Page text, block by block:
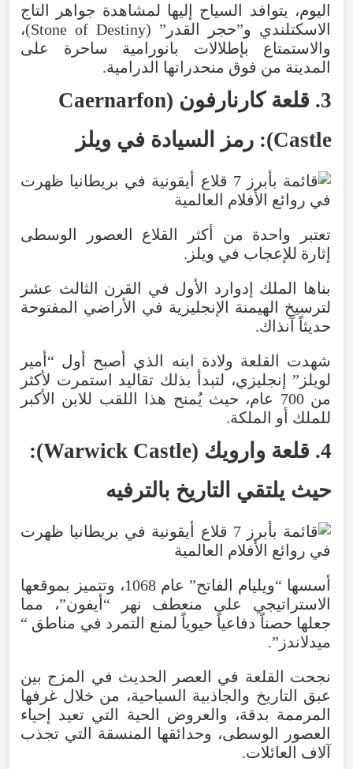
اليوم، يتوافد السياح إليها لمشاهدة جواهر
التاج
الاسكتلندي و”حجر القدر ” (
Stone of Destiny
)،
والاستمتاع
بإطلالات بانورامية ساحرة
على
المدينة من فوق منحدراتها الدرامية.
3
. قلعة كارنارفون (
Caernarfon
Castle
): رمز السيادة في ويلز
تعتبر واحدة من أكثر القلاع العصور الوسطى
إثارة للإعجاب في ويلز.
بناها الملك إدوارد الأول في القرن الثالث عشر
لترسيخ الهيمنة الإنجليزية في الأراضي المفتوحة
حديثاً آنذاك.
شهدت القلعة ولادة ابنه الذي أصبح أول “أمير
لويلز ” إنجليزي، لتبدأ بذلك تقاليد استمرت لأكثر
من 700 عام، حيث يُمنح هذا اللقب للابن الأكبر
للملك أو الملكة.
4
. قلعة وارويك (
Warwick Castle
):
حيث يلتقي التاريخ بالترفيه
أسسها “ويليام الفاتح” عام 1068، وتتميز
بموقعها
الاستراتيجي
على منعطف نهر “أيفون”، مما
جعلها حصناً دفاعياً حيوياً لمنع التمرد في مناطق “
ميدلاندز ”.
نجحت القلعة في العصر الحديث في المزج بين
عبق التاريخ والجاذبية السياحية، من خلال غرفها
المرممة بدقة، والعروض الحية التي تعيد إحياء
العصور
الوسطى، وحدائقها المنسقة التي تجذب
آلاف العائلات.